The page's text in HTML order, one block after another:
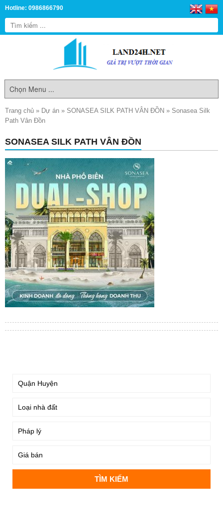
Hotline: 0986866790
Trang chủ » Dự án » SONASEA SILK PATH VÂN ĐỒN » Sonasea Silk
Path Vân Đồn
SONASEA SILK PATH VÂN ĐỒN